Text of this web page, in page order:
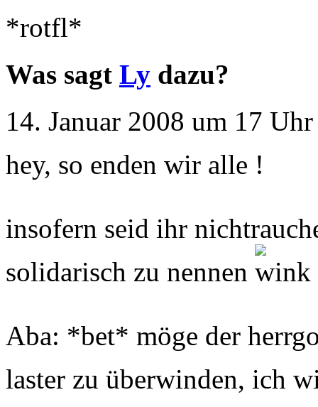
*rotfl*
Was sagt Ly dazu?
14. Januar 2008 um 17
hey, so enden wir alle !
insofern seid ihr
solidarisch zu nennen
Aba: *bet* möge der
laster zu überwinden, ich